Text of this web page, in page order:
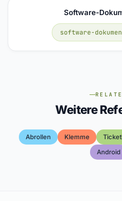
Software-
software-
Weitere
Abrollen Klemme
Android